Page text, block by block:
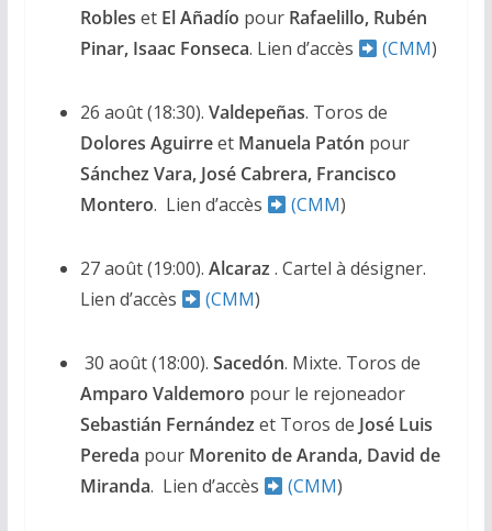
Robles et El Añadío pour Rafaelillo, Rubén
Pinar, Isaac Fonseca. Lien d’accès (CMM)
26 août (18:30). Valdepeñas. Toros de
Dolores Aguirreet Manuela Patón pour
Sánchez Vara, José Cabrera, Francisco
Montero. Lien d’accès (CMM)
27 août (19:00). Alcaraz . Cartel à désigner.
Lien d’accès
(CMM)
30 août (18:00). Sacedón. Mixte. Toros de
Amparo Valdemoro pour le rejoneador
Sebastián Fernández et Toros de José Luis
Pereda pour Morenito de Aranda, David de
Miranda. Lien d’accès (CMM)